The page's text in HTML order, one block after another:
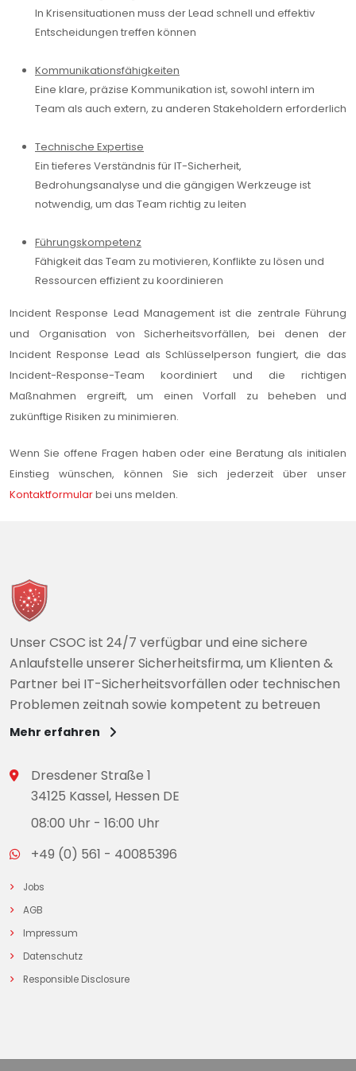
In Krisensituationen muss der Lead schnell und effektiv
Entscheidungen treffen können
Kommunikationsfähigkeiten
Eine klare, präzise Kommunikation ist, sowohl intern im
Team als auch extern, zu anderen Stakeholdern erforderlich
Technische Expertise
Ein tieferes Verständnis für IT-Sicherheit,
Bedrohungsanalyse und die gängigen Werkzeuge ist
notwendig, um das Team richtig zu leiten
Führungskompetenz
Fähigkeit das Team zu motivieren, Konflikte zu lösen und
Ressourcen effizient zu koordinieren
Incident Response Lead Management ist die zentrale Führung
und Organisation von Sicherheitsvorfällen, bei denen der
Incident Response Lead als Schlüsselperson fungiert, die das
Incident-Response-Team koordiniert und die richtigen
Maßnahmen ergreift, um einen Vorfall zu beheben und
zukünftige Risiken zu minimieren.
Wenn Sie offene Fragen haben oder eine Beratung als initialen
Einstieg wünschen, können Sie sich jederzeit über unser
Kontaktformularbei uns melden.
Unser CSOC ist 24/7 verfügbar und eine sichere
Anlaufstelle unserer Sicherheitsfirma, um Klienten &
Partner bei IT-Sicherheitsvorfällen oder technischen
Problemen zeitnah sowie kompetent zu betreuen
Mehr erfahren
Dresdener Straße 1
34125 Kassel, Hessen DE
08:00 Uhr - 16:00 Uhr
+49 (0) 561 - 40085396
Jobs
AGB
Impressum
Datenschutz
Responsible Disclosure